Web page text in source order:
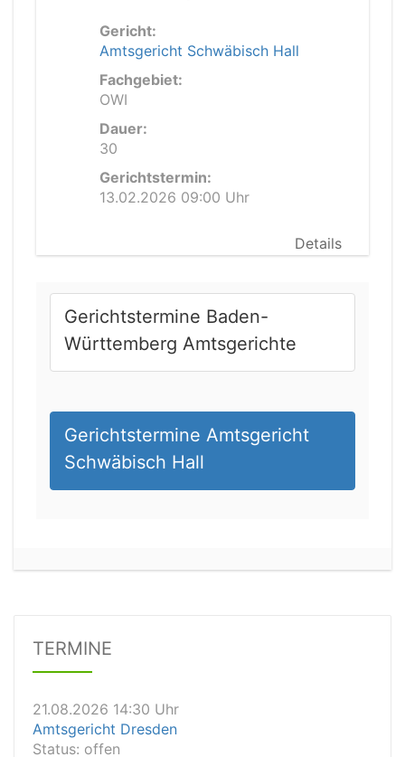
Gericht:
Amtsgericht Schwäbisch Hall
Fachgebiet:
OWI
Dauer:
30
Gerichtstermin:
13.02.2026 09:00 Uhr
Details
Gerichtstermine Baden-
Württemberg Amtsgerichte
Gerichtstermine Amtsgericht
Schwäbisch Hall
TERMINE
21.08.2026 11:30 Uhr
Status:offen
Dauer: 10 Minuten